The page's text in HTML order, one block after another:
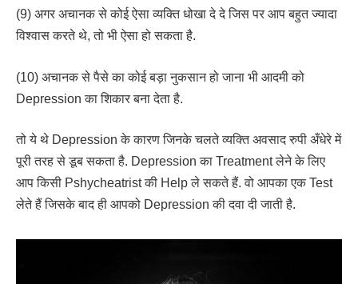
(9) अगर अचानक से कोई ऐसा व्यक्ति धोखा दे दे जिस पर आप बहुत ज्यादा
विश्वास करते थे, तो भी ऐसा हो सकता है.
(10) अचानक से पैसे का कोई बड़ा नुकसान हो जाना भी आदमी को
Depression का शिकार बना देता है.
तो ये थे Depression के कारण जिनके चलते व्यक्ति अवसाद रुपी अँधेरे में
पूरी तरह से डूब सकता है. Depression का Treatment लेने के लिए
आप किसी Pshycheatrist की Help ले सकते हैं. वो आपका एक Test
लेते हैं जिसके बाद ही आपको Depression की दवा दी जाती है.